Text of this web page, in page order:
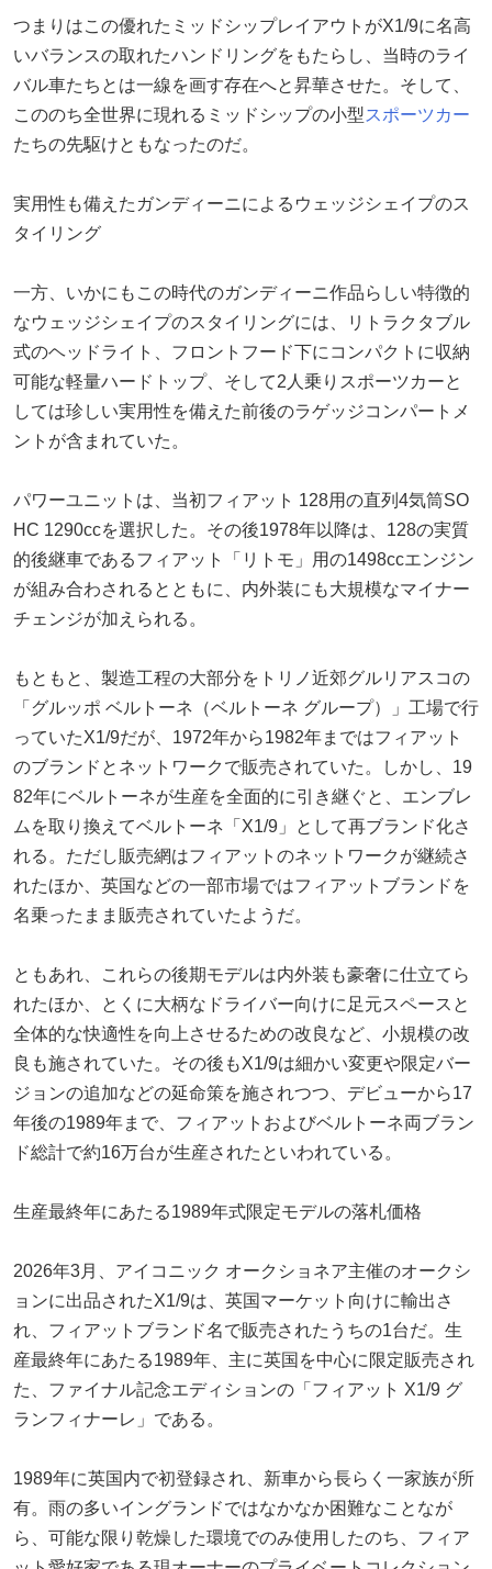
つまりはこの優れたミッドシップレイアウトがX1/9に名高
いバランスの取れたハンドリングをもたらし、当時のライ
バル車たちとは一線を画す存在へと昇華させた。そして、
こののち全世界に現れるミッドシップの小型スポーツカー
たちの先駆けともなったのだ。
実用性も備えたガンディーニによるウェッジシェイプのス
タイリング
一方、いかにもこの時代のガンディーニ作品らしい特徴的
なウェッジシェイプのスタイリングには、リトラクタブル
式のヘッドライト、フロントフード下にコンパクトに収納
可能な軽量ハードトップ、そして2人乗りスポーツカーと
しては珍しい実用性を備えた前後のラゲッジコンパートメ
ントが含まれていた。
パワーユニットは、当初フィアット 128用の直列4気筒SO
HC 1290ccを選択した。その後1978年以降は、128の実質
的後継車であるフィアット「リトモ」用の1498ccエンジン
が組み合わされるとともに、内外装にも大規模なマイナー
チェンジが加えられる。
もともと、製造工程の大部分をトリノ近郊グルリアスコの
「グルッポ ベルトーネ（ベルトーネ グループ）」工場で行
っていたX1/9だが、1972年から1982年まではフィアット
のブランドとネットワークで販売されていた。しかし、19
82年にベルトーネが生産を全面的に引き継ぐと、エンブレ
ムを取り換えてベルトーネ「X1/9」として再ブランド化さ
れる。ただし販売網はフィアットのネットワークが継続さ
れたほか、英国などの一部市場ではフィアットブランドを
名乗ったまま販売されていたようだ。
ともあれ、これらの後期モデルは内外装も豪奢に仕立てら
れたほか、とくに大柄なドライバー向けに足元スペースと
全体的な快適性を向上させるための改良など、小規模の改
良も施されていた。その後もX1/9は細かい変更や限定バー
ジョンの追加などの延命策を施されつつ、デビューから17
年後の1989年まで、フィアットおよびベルトーネ両ブラン
ド総計で約16万台が生産されたといわれている。
生産最終年にあたる1989年式限定モデルの落札価格
2026年3月、アイコニック オークショネア主催のオークシ
ョンに出品されたX1/9は、英国マーケット向けに輸出さ
れ、フィアットブランド名で販売されたうちの1台だ。生
産最終年にあたる1989年、主に英国を中心に限定販売され
た、ファイナル記念エディションの「フィアット X1/9 グ
ランフィナーレ」である。
1989年に英国内で初登録され、新車から長らく一家族が所
有。雨の多いイングランドではなかなか困難なことなが
ら、可能な限り乾燥した環境でのみ使用したのち、フィア